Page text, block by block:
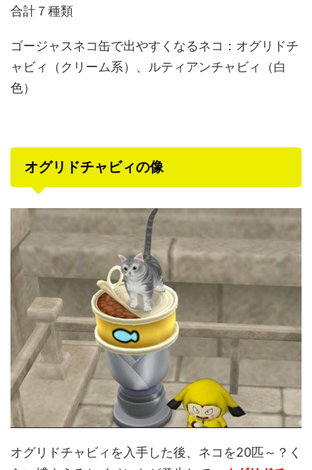
合計７種類
ゴージャスネコ缶で出やすくなるネコ：オグリドチ
ャビィ（クリーム系）、ルティアンチャビィ（白
色）
オグリドチャビィの像
オグリドチャビィを入手した後、ネコを20匹～？く